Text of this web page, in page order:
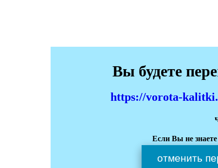
Вы будете
https://vorota-
Если Вы не
отменить